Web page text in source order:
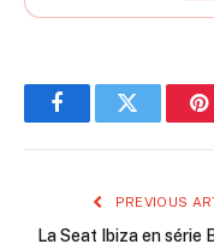
FacebookTwitter
PREVIOUS
La Seat Ibiza en série